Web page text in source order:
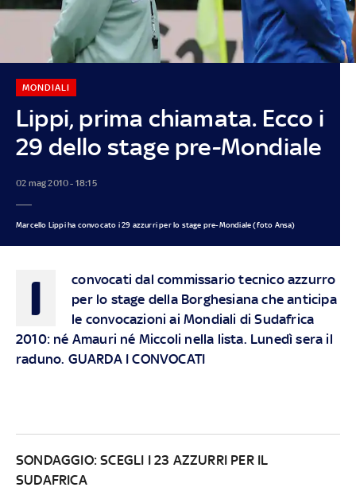
Lippi, prima chiamata. Ecco i
29 dello stage pre-Mondiale
MONDIALI
02 mag 2010 - 18:15
Marcello Lippi ha convocato i 29 azzurri per lo stage pre-Mondiale (foto Ansa)
I
convocati dal commissario tecnico azzurro
per lo stage della Borghesiana che anticipa
le convocazioni ai Mondiali di Sudafrica
2010: né Amauri né Miccoli nella lista. Lunedì sera il
raduno. GUARDA I CONVOCATI
SONDAGGIO: SCEGLI I 23 AZZURRI PER IL
SUDAFRICA